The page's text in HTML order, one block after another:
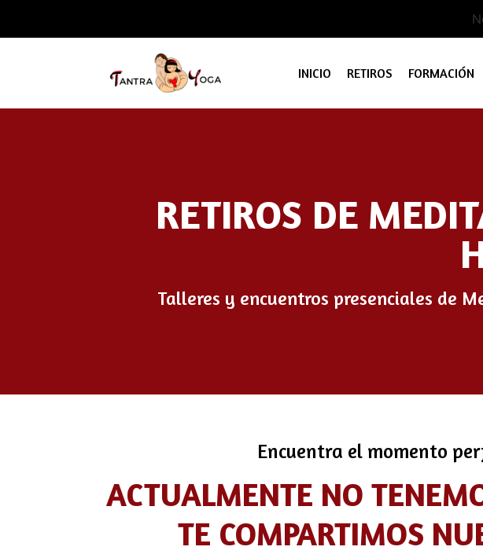
INICIO RETIROS FORMACIÓN
RETIROS DE
Talleres y encuentros presenciales de
Encuentra el momento
ACTUALMENTE NO
TE COMPARTIMOS